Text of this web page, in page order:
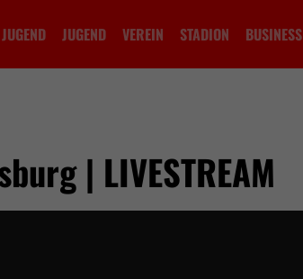
JUGEND JUGEND VEREIN STADION BUSINESS
| LIVESTREAM